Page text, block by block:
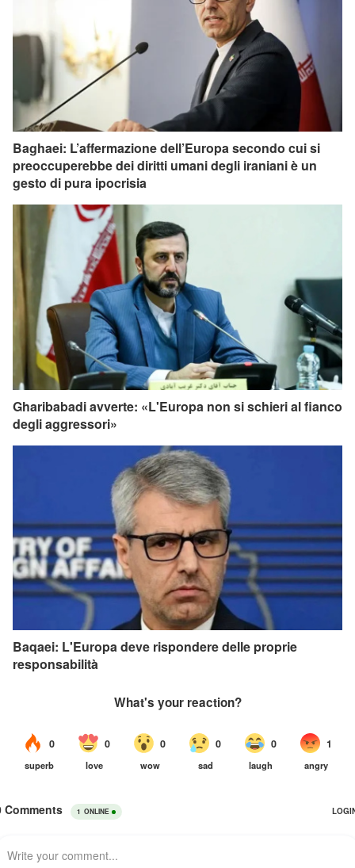
Baghaei: L’affermazione dell’Europa secondo cui si
preoccuperebbe dei diritti umani degli iraniani è un
gesto di pura ipocrisia
Gharibabadi avverte: «L'Europa non si schieri al fianco
degli aggressori»
Baqaei: L'Europa deve rispondere delle proprie
responsabilità